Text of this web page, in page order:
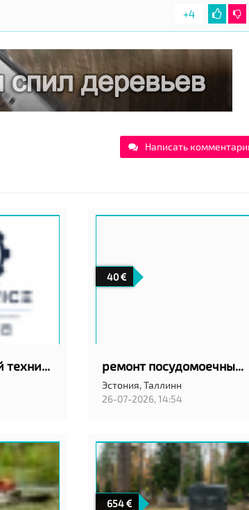
+4
Написать
ремонт бытовой техники
40
ремонт посудомоечных машин на дому с гарантией качество!
Эстония,Таллинн
26-07-2026, 14:54
654